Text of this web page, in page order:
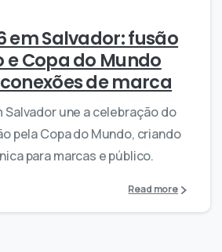
em Salvador: fusão
e Copa do Mundo
de marca
Salvador une a celebração do
pela Copa do Mundo, criando
para marcas e público.
Read more